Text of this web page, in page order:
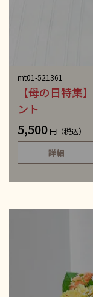
mt01-521361
【母の日特集
ント
5,500円（税込）
詳細